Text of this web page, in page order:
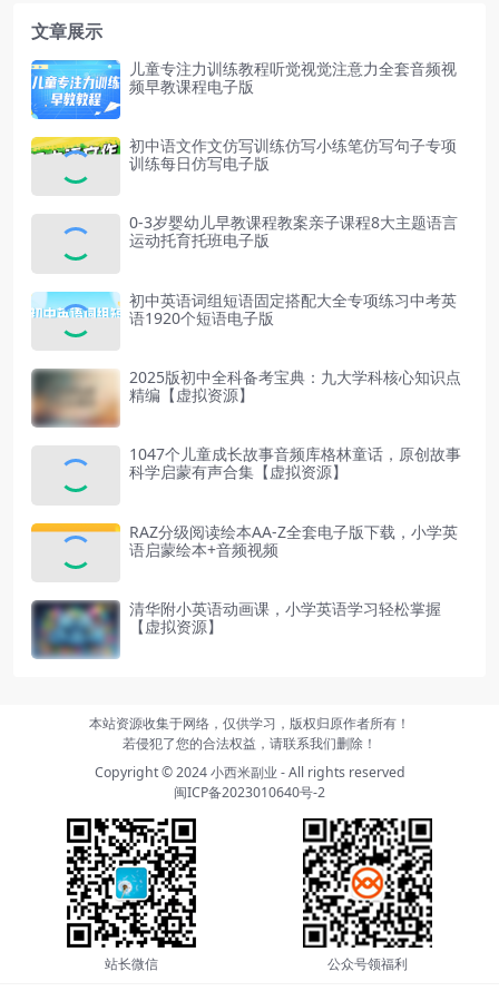
文章展示
儿童专注力训练教程听觉视觉注意力全套音频视
频早教课程电子版
初中语文作文仿写训练仿写小练笔仿写句子专项
训练每日仿写电子版
0-3岁婴幼儿早教课程教案亲子课程8大主题语言
运动托育托班电子版
初中英语词组短语固定搭配大全专项练习中考英
语1920个短语电子版
2025版初中全科备考宝典：九大学科核心知识点
精编【虚拟资源】
1047个儿童成长故事音频库格林童话，原创故事
科学启蒙有声合集【虚拟资源】
RAZ分级阅读绘本AA-Z全套电子版下载，小学英
语启蒙绘本+音频视频
清华附小英语动画课，小学英语学习轻松掌握
【虚拟资源】
本站资源收集于网络，仅供学习，版权归原作者所有！
若侵犯了您的合法权益，请联系我们删除！
Copyright © 2024小西米副业- All rights reserved
闽ICP备2023010640号-2
站长微信 公众号领福利